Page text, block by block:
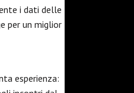
i dati delle
per un miglior
esperienza: